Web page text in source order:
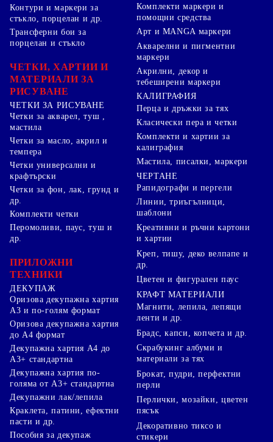
Контури и маркери за
стъкло, порцелан и др.
Трансферни бои за
порцелан и стъкло
ЧЕТКИ, ХАРТИИ И
МАТЕРИАЛИ ЗА
РИСУВАНЕ
ЧЕТКИ ЗА РИСУВАНЕ
Четки за акварел, туш ,
мастила
Четки за масло, акрил и
темпера
Четки универсални и
крафтърски
Четки за фон, лак, грунд и
др.
Комплекти четки
Комплекти маркери и
помощни средства
Арт и MANGA маркери
Акварелни и пигментни
маркери
Акрилни, декор и
тебеширени маркери
КАЛИГРАФИЯ
Перца и дръжки за тях
Класически пера и четки
Комплекти и хартии за
калиграфия
Мастила, писалки, маркери
ЧЕРТАНЕ
Рапидографи и пергели
Линии, триъгълници,
шаблони
Перомоливи, паус, туш и
др.
ПРИЛОЖНИ
ТЕХНИКИ
ДЕКУПАЖ
Оризова декупажна хартия
А3 и по-голям формат
Оризова декупажна хартия
до А4 формат
Декупажна хартия А4 до
А3+ стандартна
Декупажна хартия по-
голяма от А3+ стандартна
Декупажни лак/лепила
Краклета, патини, ефектни
пасти и др.
Пособия за декупаж
Креативни и ръчни картони
и хартии
Креп, тишу, деко велпапе и
др.
Цветен и фигурален паус
КРАФТ МАТЕРИАЛИ
Магнити, лепила, лепящи
ленти и др.
Брадс, капси, копчета и др.
Скрабукинг албуми и
материали за тях
Брокат, пудри, перфектни
перли
Перлички, мозайки, цветен
пясък
Декоративно тиксо и
стикери